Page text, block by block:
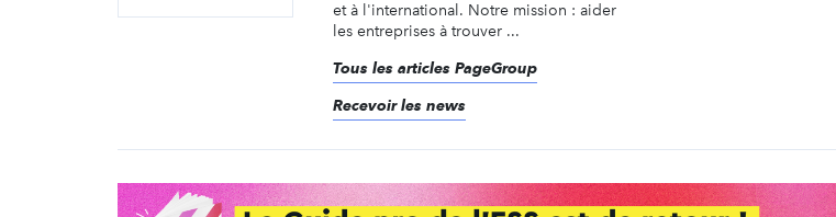
et à l'international. Notre mission : aider
les entreprises à trouver ...
Tous les articles PageGroup
Recevoir les news